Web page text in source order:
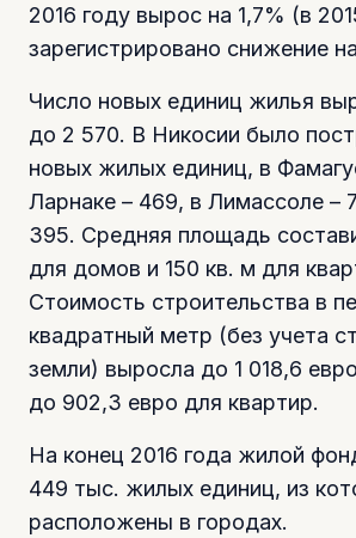
2016 году вырос на 1,7% (в
зарегистрировано снижение
Число новых единиц жилья
до 2 570. В Никосии было
новых жилых единиц, в
Ларнаке – 469, в Лимассоле –
395. Средняя площадь
для домов и 150 кв. м для
Стоимость строительства в
квадратный метр (без учета
земли) выросла до 1 018,6
до 902,3 евро для квартир.
На конец 2016 года жилой
449 тыс. жилых единиц, из
расположены в городах.